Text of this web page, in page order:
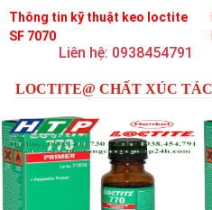
Thông tin kỹ thuật keo loctite
SF 7070
Liên hệ: 0938454791
LOCTITE@ CHẤT XÚC TÁC